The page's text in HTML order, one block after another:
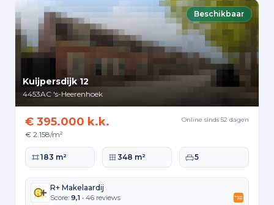
Beschikbaar
Kuijpersdijk 12
4453AC 's-Heerenhoek
€ 395.000 k.k.
€ 2.158/m²
Online sinds 52 dagen
Woonoppervlakte
183 m² Perceeloppervlakte
348 m² Slaapkamers
5
R+ Makelaardij
Score: 9,1 • 46 reviews